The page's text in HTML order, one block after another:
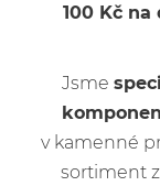
100 Kč na
Jsme
v kamenné
sortiment